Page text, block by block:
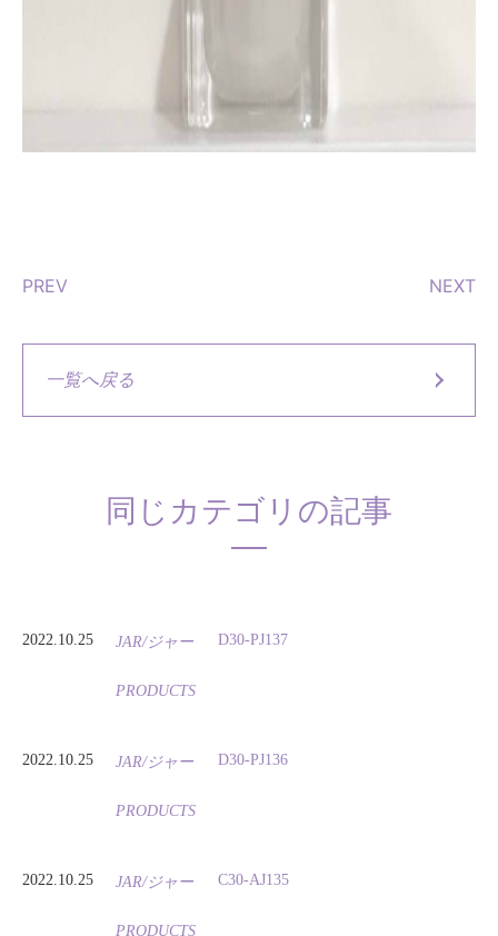
PREV NEXT
一覧へ戻る
同じカテゴリの記事
2022.10.25 JAR/ジャー
PRODUCTS
D30-PJ137
2022.10.25 JAR/ジャー
PRODUCTS
D30-PJ136
2022.10.25 JAR/ジャー
PRODUCTS
C30-AJ135